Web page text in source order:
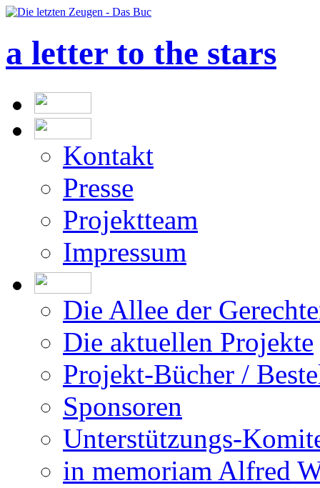
a letter to the stars
Kontakt
Presse
Projektteam
Impressum
Die Allee der
Die aktuellen Projekte
Projekt-Bücher /
Sponsoren
Unterstützungs-
in memoriam Alfred